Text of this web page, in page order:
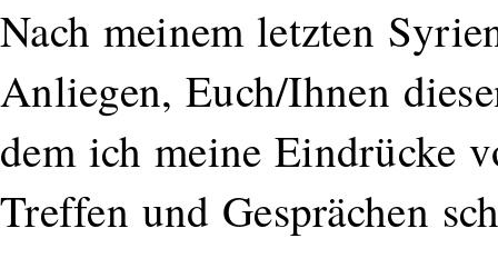
Nach meinem letzten
Anliegen, Euch/Ihnen
dem ich meine Eindrücke
Treffen und Gesprächen